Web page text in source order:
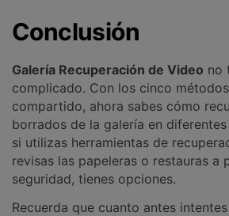
Conclusión
Galería Recuperación de Video no
complicado. Con los cinco
compartido, ahora sabes cómo
borrados de la galería en
si utilizas herramientas de
revisas las papeleras o restauras a
seguridad, tienes opciones.
Recuerda que cuanto antes